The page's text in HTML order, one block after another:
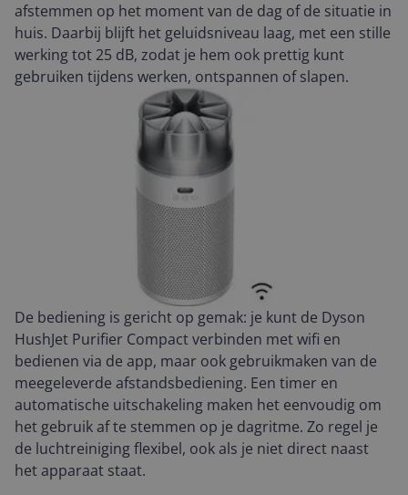
afstemmen op het moment van de dag of de situatie in
huis. Daarbij blijft het geluidsniveau laag, met een stille
werking tot 25 dB, zodat je hem ook prettig kunt
gebruiken tijdens werken, ontspannen of slapen.
De bediening is gericht op gemak: je kunt de Dyson
HushJet Purifier Compact verbinden met wifi en
bedienen via de app, maar ook gebruikmaken van de
meegeleverde afstandsbediening. Een timer en
automatische uitschakeling maken het eenvoudig om
het gebruik af te stemmen op je dagritme. Zo regel je
de luchtreiniging flexibel, ook als je niet direct naast
het apparaat staat.